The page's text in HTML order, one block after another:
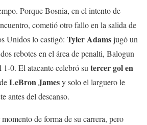
Porque Bosnia, en el intento de
cometió otro fallo en la salida de
Unidos lo castigó: Tyler Adamsjugó un
rebotes en el área de penalti, Balogun
1-0. El atacante celebró sutercer gol en
LeBron Jamesy solo el larguero le
antes del descanso.
de forma de su carrera, pero